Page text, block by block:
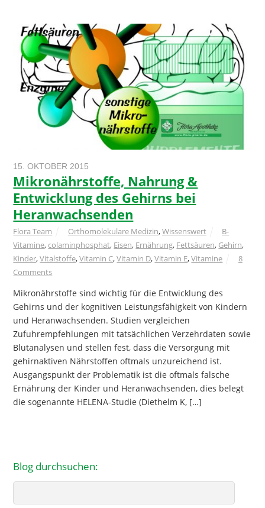
15. OKTOBER 2015
Mikronährstoffe, Nahrung &
Entwicklung des Gehirns bei
Heranwachsenden
Flora Team Orthomolekulare Medizin,Wissenswert
B-
Vitamine, colaminphosphat, Eisen, Ernährung, Fettsäuren, Gehirn,
Kinder,Vitalstoffe,Vitamin C,Vitamin D,Vitamin E,Vitamine
8
Comments
Mikronährstoffe sind wichtig für die Entwicklung des
Gehirns und der kognitiven Leistungsfähigkeit von Kindern
und Heranwachsenden. Studien vergleichen
Zufuhrempfehlungen mit tatsächlichen Verzehrdaten sowie
Blutanalysen und stellen fest, dass die Versorgung mit
gehirnaktiven Nährstoffen oftmals unzureichend ist.
Ausgangspunkt der Problematik ist die oftmals falsche
Ernährung der Kinder und Heranwachsenden, dies belegt
die sogenannte HELENA-Studie (Diethelm K, […]
Blog durchsuchen: